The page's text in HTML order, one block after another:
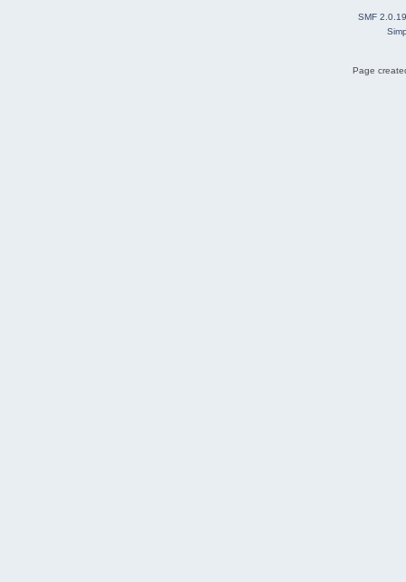
SMF 2.0.19
Page